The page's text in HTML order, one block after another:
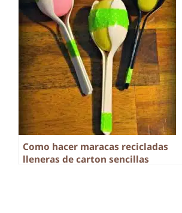
Como hacer maracas recicladas
lleneras de carton sencillas